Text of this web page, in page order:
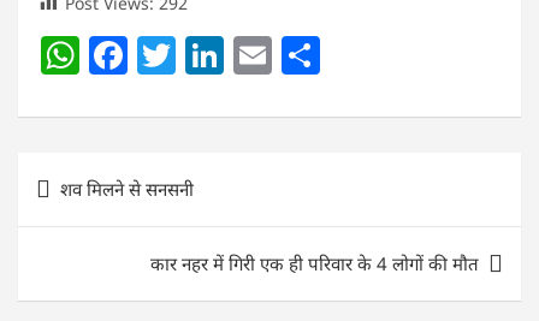
W
at
s
A
F
c
e
b
T
itt
er
Li
k
n
E
ai ar
Post
navigation
शव मिलने से सनसनी
कार नहर में गिरी एक ही परिवार के 4 लोगों की मौत